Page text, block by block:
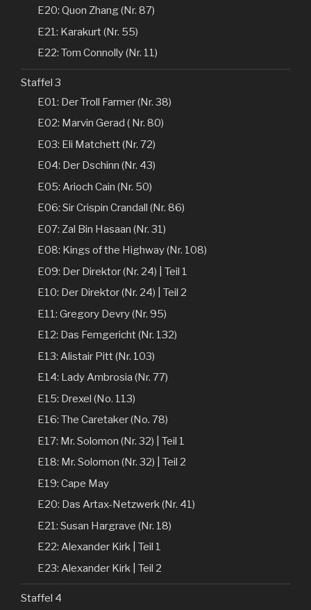
E20: Quon Zhang (Nr. 87)
E21: Karakurt (Nr. 55)
E22: Tom Connolly (Nr. 11)
Staffel 3
E01: Der Troll Farmer (Nr. 38)
E02: Marvin Gerad ( Nr. 80)
E03: Eli Matchett (Nr. 72)
E04: Der Dschinn (Nr. 43)
E05: Arioch Cain (Nr. 50)
E06: Sir Crispin Crandall (Nr. 86)
E07: Zal Bin Hasaan (Nr. 31)
E08: Kings of the Highway (Nr. 108)
E09: Der Direktor (Nr. 24) | Teil 1
E10: Der Direktor (Nr. 24) | Teil 2
E11: Gregory Devry (Nr. 95)
E12: Das Femgericht (Nr. 132)
E13: Alistair Pitt (Nr. 103)
E14: Lady Ambrosia (Nr. 77)
E15: Drexel (No. 113)
E16: The Caretaker (No. 78)
E17: Mr. Solomon (Nr. 32) | Teil 1
E18: Mr. Solomon (Nr. 32) | Teil 2
E19: Cape May
E20: Das Artax-Netzwerk (Nr. 41)
E21: Susan Hargrave (Nr. 18)
E22: Alexander Kirk | Teil 1
E23: Alexander Kirk | Teil 2
Staffel 4